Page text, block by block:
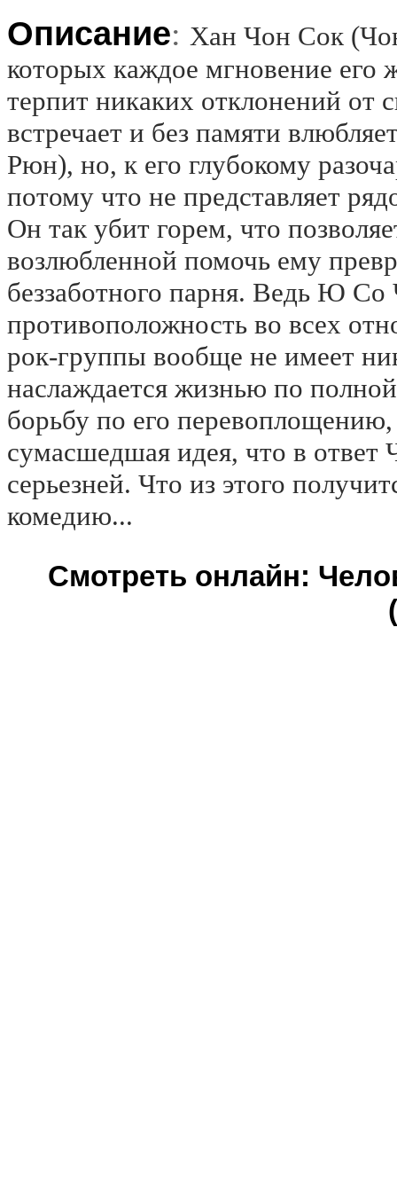
Описание: Хан Чон Сок
которых каждое мгновение его
терпит никаких отклонений от
встречает и без памяти
Рюн), но, к его глубокому
потому что не представляет
Он так убит горем, что
возлюбленной помочь ему
беззаботного парня. Ведь Ю
противоположность во всех
рок-группы вообще не имеет
наслаждается жизнью по
борьбу по его
сумасшедшая идея, что в ответ
серьезней. Что из этого
комедию...
Смотреть онлайн: